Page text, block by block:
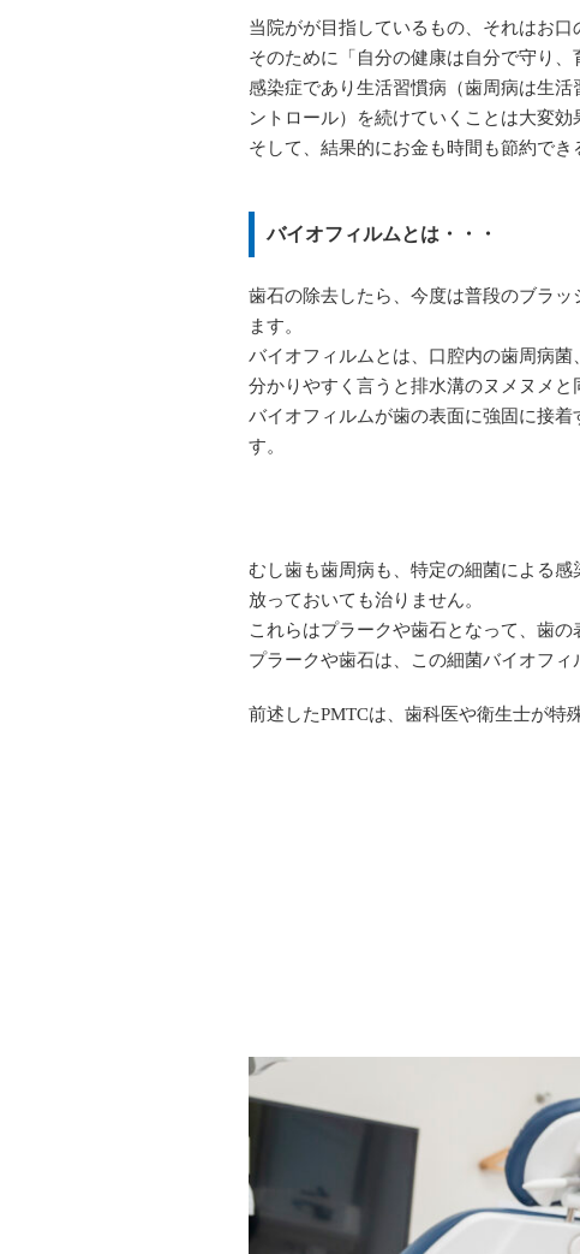
当院がが目指しているもの、それはお口
そのために「自分の健康は自分で守り
感染症であり生活習慣病（歯周病は生
ントロール）を続けていくことは大変効
そして、結果的にお金も時間も節約でき
バイオフィルムとは・・・
歯石の除去したら、今度は普段のブラ
ます。
バイオフィルムとは、口腔内の歯周病菌
分かりやすく言うと排水溝のヌメヌメと
バイオフィルムが歯の表面に強固に接
す。
むし歯も歯周病も、特定の細菌による感
放っておいても治りません。
これらはプラークや歯石となって、歯の
プラークや歯石は、この細菌バイオフ
前述したPMTCは、歯科医や衛生士が特